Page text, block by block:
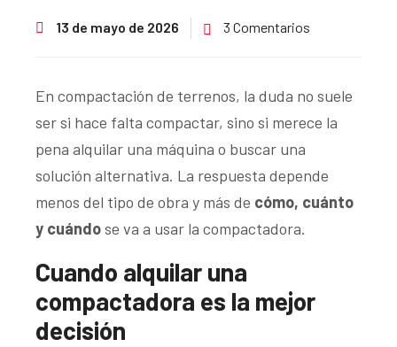
13 de mayo de 2026 3 Comentarios
En compactación de terrenos, la duda no suele
ser si hace falta compactar, sino si merece la
pena alquilar una máquina o buscar una
solución alternativa. La respuesta depende
menos del tipo de obra y más de cómo, cuánto
y cuándose va a usar la compactadora.
Cuando alquilar una
compactadora es la mejor
decisión